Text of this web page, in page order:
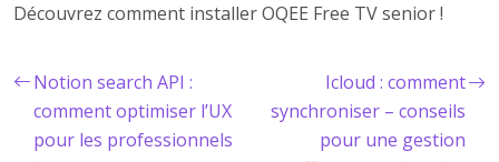
Découvrez comment installer OQEE Free TV senior !
Notion search API :
comment optimiser l’UX
pour les professionnels
Icloud : comment
synchroniser – conseils
pour une gestion